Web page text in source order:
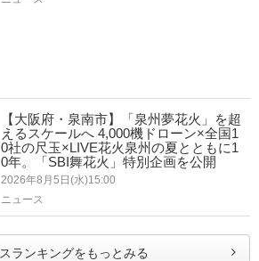
【大阪府・泉南市】「泉州夢花火」を超
えるスケールへ 4,000機ドローン×全国1
0社の尺玉×LIVE花火泉州の夏とともに1
0年。「SBI舞花火」特別企画を公開
2026年8月5日(水)15:00
ニュース
ランキングをもっとみる